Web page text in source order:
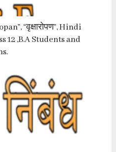
“वृक्षारोपण”, Hindi
12 ,B.A Students and